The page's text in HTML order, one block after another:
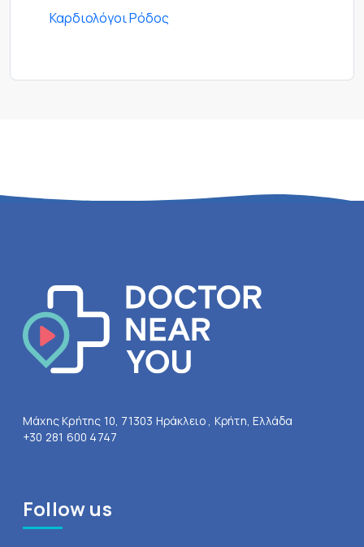
Καρδιολόγοι Ρόδος
Μάχης Κρήτης 10, 71303 Ηράκλειο , Κρήτη, Ελλάδα
+30 281 600 4747
Follow us